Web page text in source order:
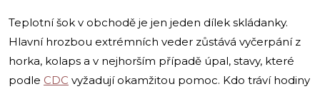
Teplotní šok v obchodě je jen jeden dílek skládanky.
Hlavní hrozbou extrémních veder zůstává vyčerpání z
horka, kolaps a v nejhorším případě úpal, stavy, které
podle CDC vyžadují okamžitou pomoc. Kdo tráví hodiny